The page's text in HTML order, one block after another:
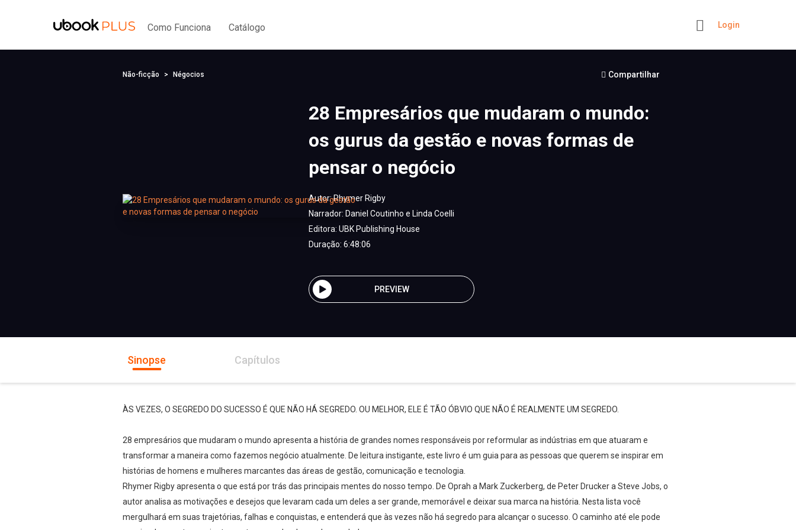
Como Funciona Catálogo Login
Não-ficção Négocios Compartilhar
28 Empresários que mudaram o mundo:
os gurus da gestão e novas formas de
pensar o negócio
Autor:Rhymer Rigby
Narrador: Daniel Coutinho e Linda Coelli
Editora: UBK Publishing House
Duração: 6:48:06
PREVIEW
Sinopse Capítulos
ÀS VEZES, O SEGREDO DO SUCESSO É QUE NÃO HÁ SEGREDO. OU MELHOR, ELE É TÃO ÓBVIO QUE NÃO É REALMENTE UM SEGREDO.
28 empresários que mudaram o mundo apresenta a história de grandes nomes responsáveis por reformular as indústrias em que atuaram e
transformar a maneira como fazemos negócio atualmente. De leitura instigante, este livro é um guia para as pessoas que querem se inspirar em
histórias de homens e mulheres marcantes das áreas de gestão, comunicação e tecnologia.
Rhymer Rigby apresenta o que está por trás das principais mentes do nosso tempo. De Oprah a Mark Zuckerberg, de Peter Drucker a Steve Jobs, o
autor analisa as motivações e desejos que levaram cada um deles a ser grande, memorável e deixar sua marca na história. Nesta lista você
mergulhará em suas trajetórias, falhas e conquistas, e entenderá que às vezes não há segredo para alcançar o sucesso. O caminho até ele pode
Whatsapp Facebook Twitter E-mail